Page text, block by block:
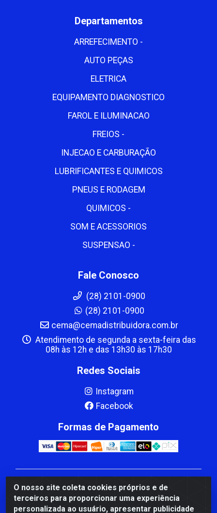
O nosso site coleta cookies próprios e de
terceiros para proporcionar uma experiência
personalizada ao usuário, apresentar publicidade
Departamentos
ARREFECIMENTO -
AUTO PEÇAS
ELETRICA
EQUIPAMENTO DIAGNOSTICO
FAROL E ILUMINACAO
FREIOS -
INJECAO E CARBURAÇÃO
LUBRIFICANTES E QUIMICOS
PNEUS E RODAGEM
QUIMICOS -
SOM E ACESSORIOS
SUSPENSAO -
Fale Conosco
(28) 2101-0900
(28) 2101-0900
cema@cemadistribuidora.com.br
Atendimento de segunda a sexta-feira das
08h às 12h e das 13h30 às 17h30
Redes Sociais
Instagram
Facebook
Formas de Pagamento
CBP MACEDO COMERCIO PEÇAS LTDA Matriz - av
Mauro Miranda Madureira, 1249 - Coramara , Cachoeiro
de Itapemirim/ES - CEP 29.311-310 - CNPJ